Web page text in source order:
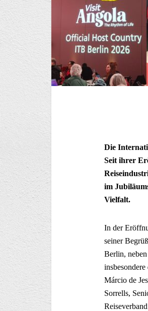
Die
Seit ihrer
im
Vielfalt.
In der
seiner
Berlin,
Márcio de
Sorrells,